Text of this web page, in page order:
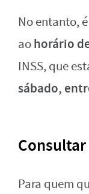
No entanto,
aohorário
INSS, que
sábado,
Para quem